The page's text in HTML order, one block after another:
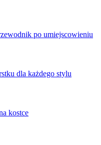
po umiejscowieniu
dla każdego stylu
kostce